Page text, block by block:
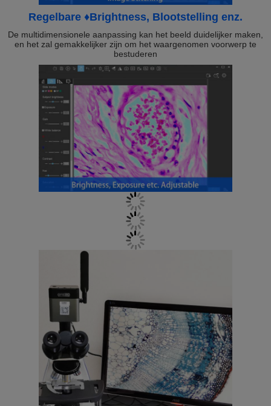
Regelbare ♦Brightness, Blootstelling enz.
De multidimensionele aanpassing kan het beeld duidelijker maken,
en het zal gemakkelijker zijn om het waargenomen voorwerp te
bestuderen